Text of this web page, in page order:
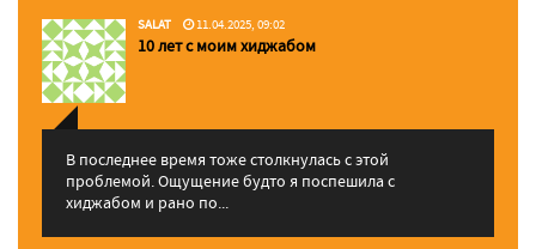
SALAT 11.04.2025, 09:02
10 лет с моим хиджабом
В последнее время тоже столкнулась с этой
проблемой. Ощущение будто я поспешила с
хиджабом и рано по...